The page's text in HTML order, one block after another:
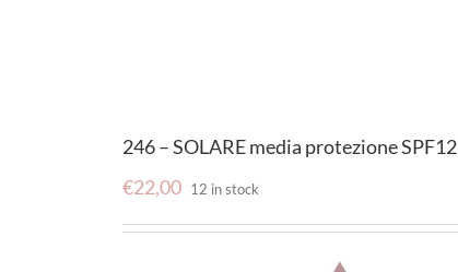
246 – SOLARE media protezione SPF12
€22,00 12 in stock